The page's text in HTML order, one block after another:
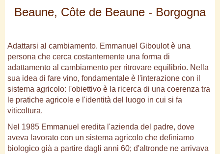
Beaune, Côte de Beaune - Borgogna
Adattarsi al cambiamento. Emmanuel Giboulot è una
persona che cerca costantemente una forma di
adattamento al cambiamento per ritrovare equilibrio. Nella
sua idea di fare vino, fondamentale è l'interazione con il
sistema agricolo: l'obiettivo è la ricerca di una coerenza tra
le pratiche agricole e l'identità del luogo in cui si fa
viticoltura.
Nel 1985 Emmanuel eredita l'azienda del padre, dove
aveva lavorato con un sistema agricolo che definiamo
biologico già a partire dagli anni 60; d'altronde ne arrivava